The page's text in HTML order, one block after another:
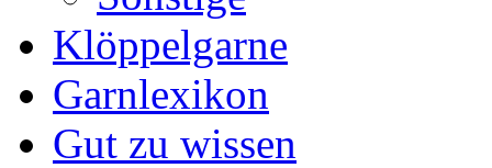
Klöppelgarne
Garnlexikon
Gut zu wissen